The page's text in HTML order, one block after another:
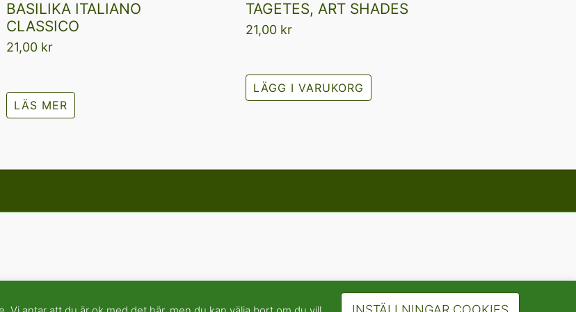
BASILIKA ITALIANO
CLASSICO
21,00 kr
LÄS MER
TAGETES, ART SHADES
21,00 kr
LÄGG I VARUKORG